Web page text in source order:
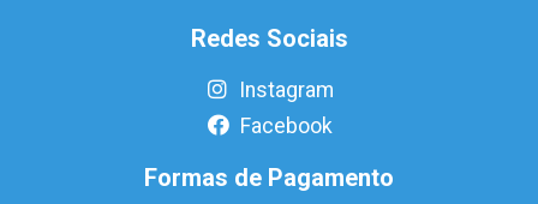
Redes Sociais
Instagram
Facebook
Formas de Pagamento